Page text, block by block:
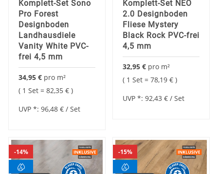
Komplett-Set Sono
Pro Forest
Designboden
Landhausdiele
Vanity White PVC-
frei 4,5 mm
34,95 € pro m²
1 Set = 82,35 €
UVP *: 96,48 € / Set
Komplett-Set NEO
2.0 Designboden
Fliese Mystery
Black Rock PVC-frei
4,5 mm
32,95 € pro m²
1 Set = 78,19 €
UVP *: 92,43 € / Set
14% 15%